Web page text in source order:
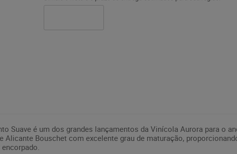
Suave é um dos grandes lançamentos da Vinícola Aurora para o
Bouschet com excelente grau de maturação,